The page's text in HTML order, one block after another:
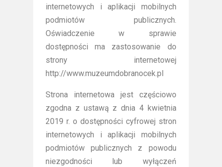
internetowych i aplikacji mobilnych
podmiotów publicznych.
Oświadczenie w sprawie
dostępności ma zastosowanie do
strony internetowej
http://www.muzeumdobranocek.pl
Strona internetowa jest częściowo
zgodna z ustawą z dnia 4 kwietnia
2019 r. o dostępności cyfrowej stron
internetowych i aplikacji mobilnych
podmiotów publicznych z powodu
niezgodności lub wyłączeń